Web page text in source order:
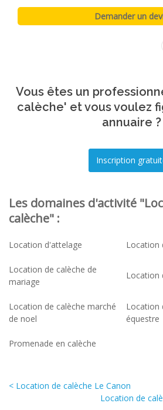
Vous êtes un
calèche' et vous voulez
annuaire ?
Les domaines d'activité
calèche" :
Location d'attelage Location
Location de calèche de
mariage
Location
Location de calèche marché
de noel
Location
équestre
Promenade en calèche
< Location de calèche Le Canon
Location de